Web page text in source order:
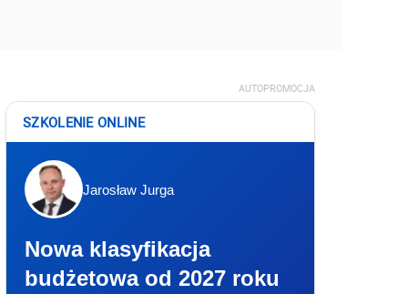
AUTOPROMOCJA
SZKOLENIE ONLINE
Jarosław Jurga
Nowa klasyfikacja
budżetowa od 2027 roku